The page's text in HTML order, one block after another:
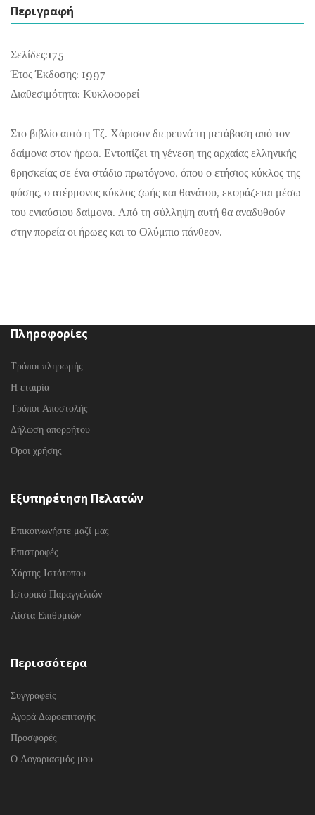
Περιγραφή
Σελίδες:175
Έτος Έκδοσης: 1997
Διαθεσιμότητα: Κυκλοφορεί
Στο βιβλίο αυτό η Τζ. Χάρισον διερευνά τη μετάβαση από τον
δαίμονα στον ήρωα. Εντοπίζει τη γένεση της αρχαίας ελληνικής
θρησκείας σε ένα στάδιο πρωτόγονο, όπου ο ετήσιος κύκλος της
φύσης, ο ατέρμονος κύκλος ζωής και θανάτου, εκφράζεται μέσω
του ενιαύσιου δαίμονα. Από τη σύλληψη αυτή θα αναδυθούν
στην πορεία οι ήρωες και το Ολύμπιο πάνθεον.
Πληροφορίες
Τρόποι πληρωμής
Η εταιρία
Τρόποι Αποστολής
Δήλωση απορρήτου
Όροι χρήσης
Εξυπηρέτηση Πελατών
Επικοινωνήστε μαζί μας
Επιστροφές
Χάρτης Ιστότοπου
Ιστορικό Παραγγελιών
Λίστα Επιθυμιών
Περισσότερα
Συγγραφείς
Αγορά Δωροεπιταγής
Προσφορές
Ο Λογαριασμός μου